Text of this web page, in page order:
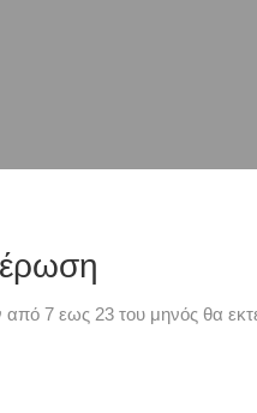
από 7 εως 23 του μηνός θα